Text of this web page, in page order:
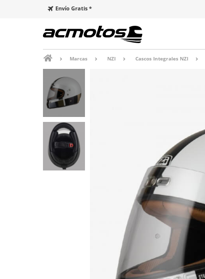
Envío Gratis *
Marcas NZI Cascos Integrales NZI